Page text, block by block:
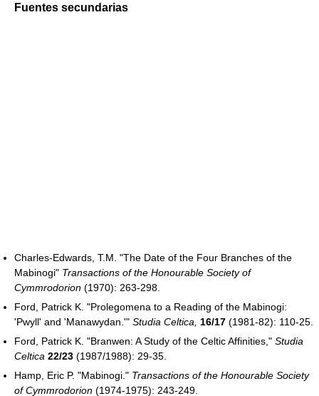
Fuentes secundarias
Charles-Edwards, T.M. "The Date of the Four Branches of the
Mabinogi" Transactions of the Honourable Society of
Cymmrodorion (1970): 263-298.
Ford, Patrick K. "Prolegomena to a Reading of the Mabinogi:
'Pwyll' and 'Manawydan.'" Studia Celtica, 16/17 (1981-82): 110-25.
Ford, Patrick K. "Branwen: A Study of the Celtic Affinities," Studia
Celtica 22/23 (1987/1988): 29-35.
Hamp, Eric P. "Mabinogi." Transactions of the Honourable Society
of Cymmrodorion (1974-1975): 243-249.